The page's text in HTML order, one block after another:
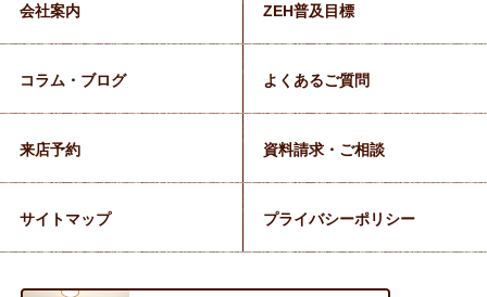
会社案内 ZEH普及目標
コラム・ブログ よくあるご質問
来店予約 資料請求・ご相談
サイトマップ プライバシーポリシー